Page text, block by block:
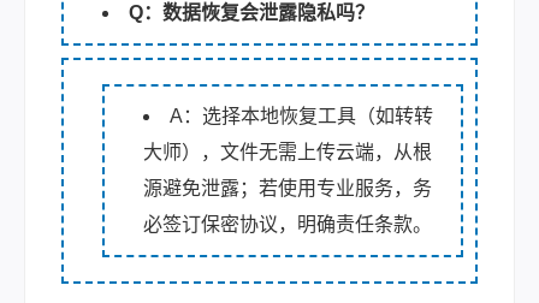
Q：数据恢复会泄露隐私吗？
A：选择本地恢复工具（如转转
大师），文件无需上传云端，从根
源避免泄露；若使用专业服务，务
必签订保密协议，明确责任条款。